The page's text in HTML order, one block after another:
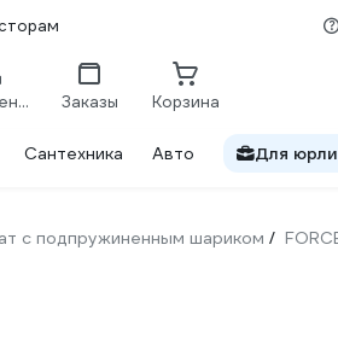
Сравнение Заказы Корзина
Сантехника Авто Для
с подпружиненным шариком /